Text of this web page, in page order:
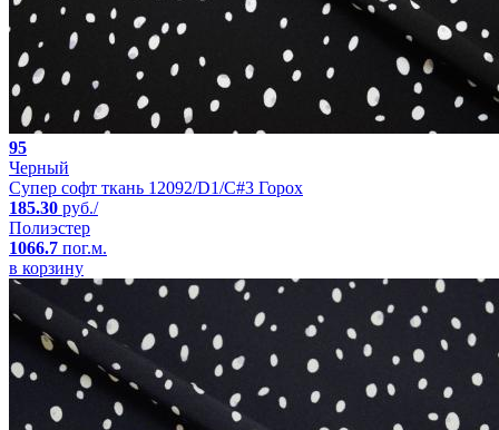
95
Черный
Супер софт ткань 12092/D1/C#3 Горох
185.30 руб./
Полиэстер
1066.7 пог.м.
в корзину